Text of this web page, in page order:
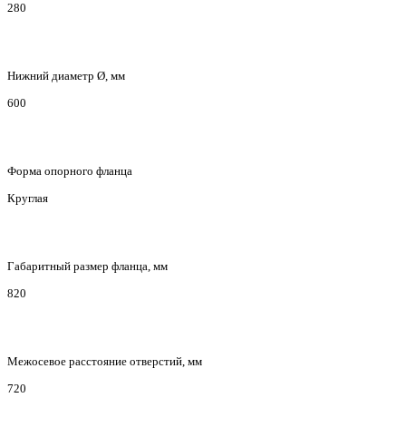
280
Нижний диаметр Ø, мм
600
Форма опорного фланца
Круглая
Габаритный размер фланца, мм
820
Межосевое расстояние отверстий, мм
720